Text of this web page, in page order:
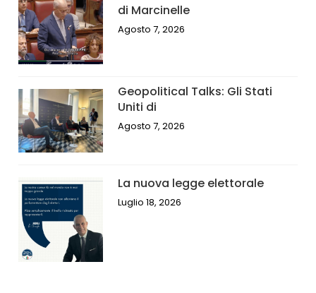
di Marcinelle
Agosto 7, 2026
Geopolitical Talks: Gli Stati
Uniti di
Agosto 7, 2026
La nuova legge elettorale
Luglio 18, 2026